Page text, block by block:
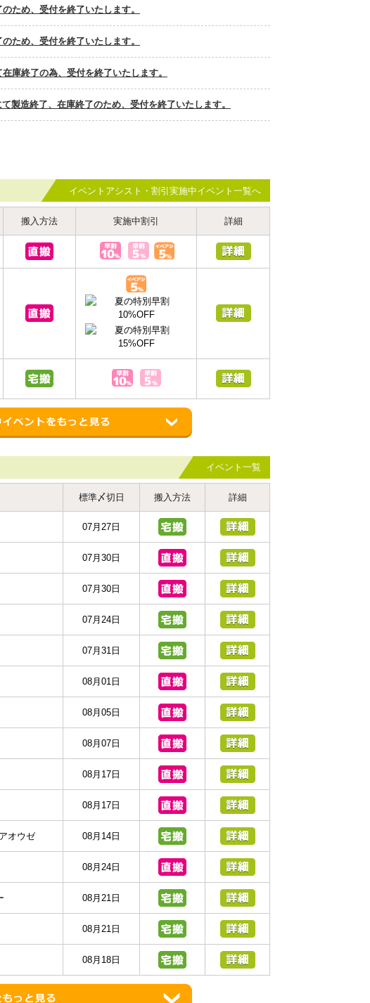
め、受付を終了いたします。
め、受付を終了いたします。
庫終了の為、受付を終了いたします。
造終了、在庫終了のため、受付を終了いたします。
イベントアシスト・割引実施中イベント一覧へ
搬入方法 実施中割引 詳細
イベント一覧
標準〆切日 搬入方法 詳細
07月27日
07月30日
07月30日
07月24日
07月31日
08月01日
08月05日
08月07日
08月17日
08月17日
オウゼ 08月14日
08月24日
08月21日
08月21日
08月18日